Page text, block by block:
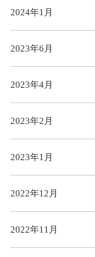
2024年1月
2023年6月
2023年4月
2023年2月
2023年1月
2022年12月
2022年11月